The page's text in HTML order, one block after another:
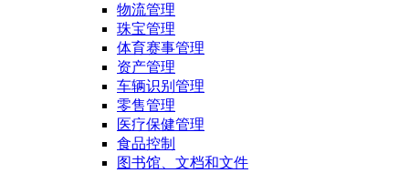
物流管理
珠宝管理
体育赛事管理
资产管理
车辆识别管理
零售管理
医疗保健管理
食品控制
图书馆、文档和文件